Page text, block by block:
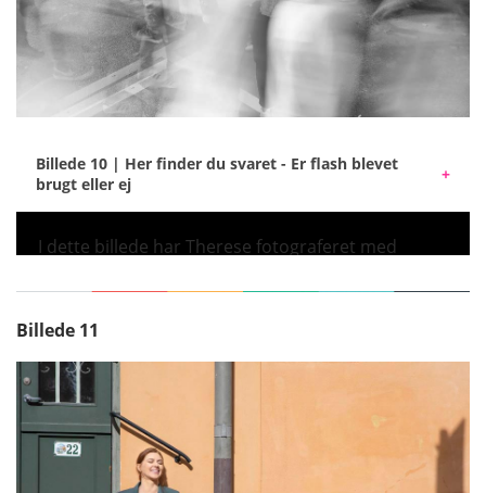
Billede 10 | Her finder du svaret - Er flash blevet
brugt eller ej
I dette billede har Therese fotograferet med
Therese bevægelsessløring. Lige før kameraets
skarp. Denne teknik kaldes synkronisering på
anden gardin (rear sync).
Billede 11